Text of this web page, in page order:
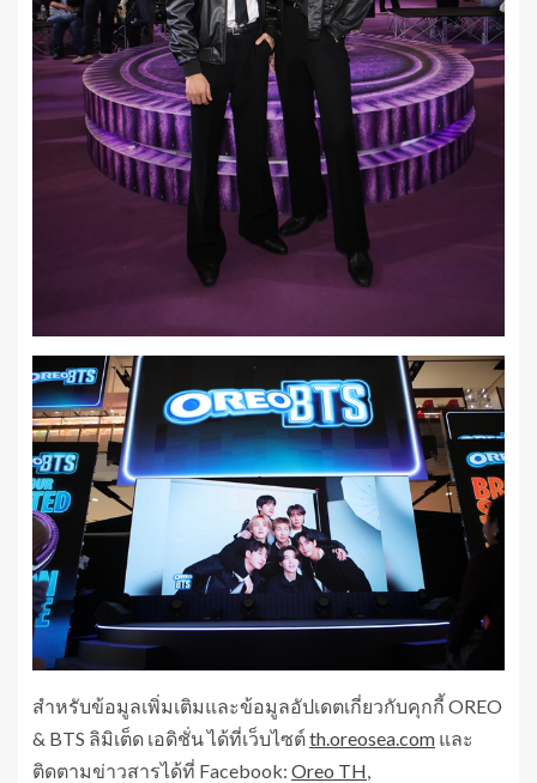
สำหรับข้อมูลเพิ่มเติมและข้อมูลอัปเดตเกี่ยวกับคุกกี้ OREO
& BTS ลิมิเต็ด เอดิชั่น ได้ที่เว็บไซต์th.oreosea.com และ
ติดตามข่าวสารได้ที่ Facebook: Oreo TH